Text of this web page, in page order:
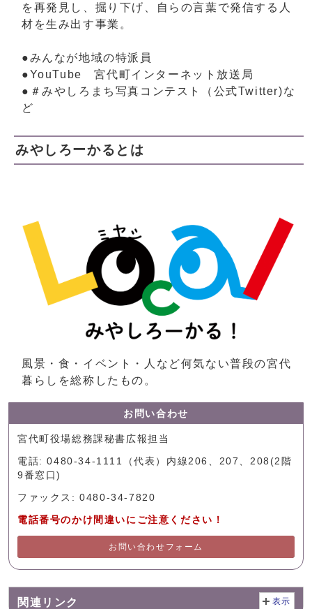
を再発見し、掘り下げ、自らの言葉で発信する人
材を生み出す事業。
●みんなが地域の特派員
●YouTube 宮代町インターネット放送局
●＃みやしろまち写真コンテスト（公式Twitter)な
ど
みやしろーかるとは
風景・食・イベント・人など何気ない普段の宮代
暮らしを総称したもの。
お問い合わせ
宮代町役場総務課秘書広報担当
電話: 0480-34-1111（代表）内線206、207、208(2階
9番窓口)
ファックス: 0480-34-7820
電話番号のかけ間違いにご注意ください！
お問い合わせフォーム
関連リンク 表示